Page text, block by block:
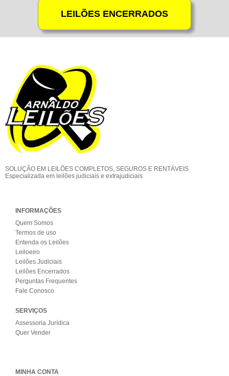
SOLUÇÃO EM LEILÕES COMPLETOS, SEGUROS E RENTÁVEIS
Especializada em leilões judiciais e extrajudiciais
INFORMAÇÕES
Quem Somos
Termos de uso
Entenda os Leilões
Leiloeiro
Leilões Judiciais
Leilões Encerrados
Perguntas Frequentes
Fale Conosco
SERVIÇOS
Assessoria Jurídica
Quer Vender
MINHA CONTA